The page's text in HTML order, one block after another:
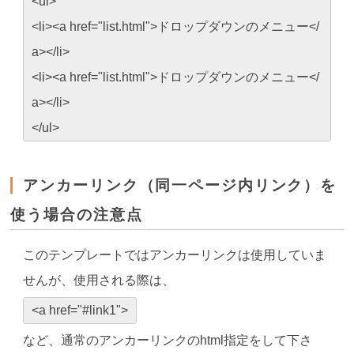
<li><a href="list.html">ドロップダウンのメニュー</
a></li>
<li><a href="list.html">ドロップダウンのメニュー</
a></li>
</ul>
アンカーリンク（同一ページ内リンク）を
使う場合の注意点
このテンプレートではアンカーリンクは使用していま
せんが、使用される際は、
<a href="#link1">
など、通常のアンカーリンクのhtml指定をして下さ